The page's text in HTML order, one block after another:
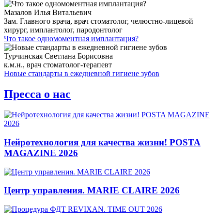
Мазалов Илья Витальевич
Зам. Главного врача, врач стоматолог, челюстно-лицевой
хирург, имплантолог, пародонтолог
Что такое одномоментная имплантация?
Турчинская Светлана Борисовна
к.м.н., врач стоматолог-терапевт
Новые стандарты в ежедневной гигиене зубов
Пресса о нас
Нейротехнология для качества жизни! POSTA
MAGAZINE 2026
Центр управления. MARIE CLAIRE 2026